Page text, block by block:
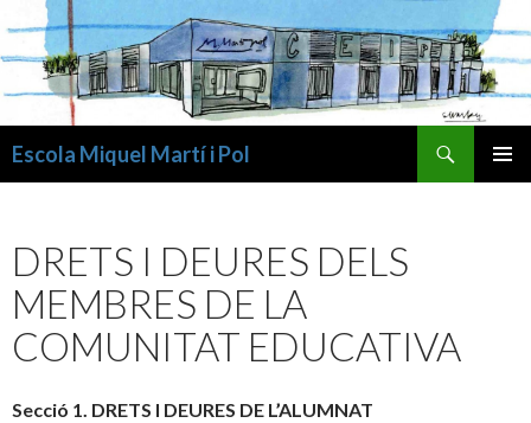
Escola Miquel Martí i Pol
DRETS I DEURES DELS
MEMBRES DE LA
COMUNITAT EDUCATIVA
Secció 1. DRETS I DEURES DE L’ALUMNAT